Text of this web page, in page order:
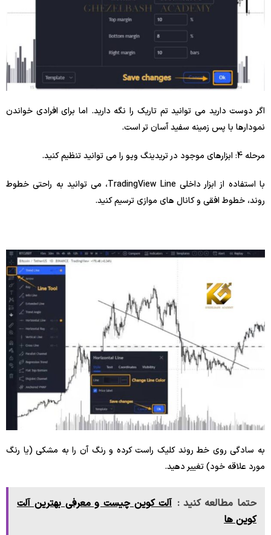
اگر دوست دارید می توانید تم تاریک را نگه دارید. اما برای افرادی خواندن
نمودارها با پس زمینه سفید آسان تر است.
مرحله 4: ابزارهای موجود در تریدینگ ویو را می توانید تنظیم کنید.
با استفاده از ابزار داخلی TradingView Line، می توانید به راحتی خطوط
روند، خطوط افقی و کانال های موازی ترسیم کنید.
به سادگی روی خط روند کلیک راست کرده و رنگ آن را به مشکی (یا رنگ
مورد علاقه خود) تغییر دهید.
حتما مطالعه کنید : آلت کوین چیست و معرفی بهترین آلت
کوین ها